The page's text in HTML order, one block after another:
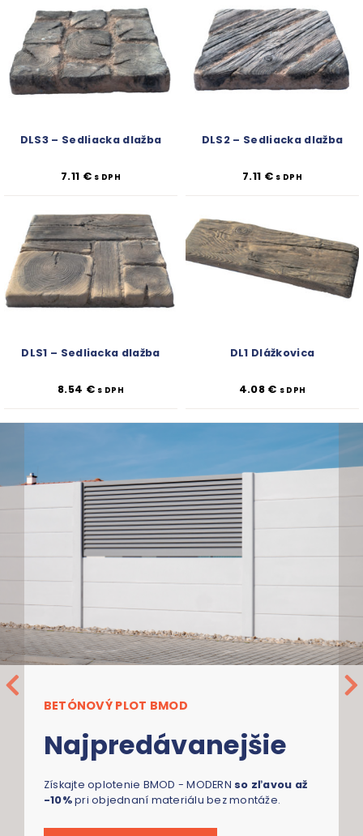
DLS3 – Sedliacka dlažba
7.11 € s DPH
DLS2 – Sedliacka dlažba
7.11 € s DPH
DLS1 – Sedliacka dlažba
8.54 € s DPH
DL1 Dlážkovica
4.08 € s DPH
BETÓNOVÝ PLOT BMOD
Najpredávanejšie
Získajte oplotenie BMOD - MODERN so zľavou až
-10%pri objednaní materiálu bez montáže.